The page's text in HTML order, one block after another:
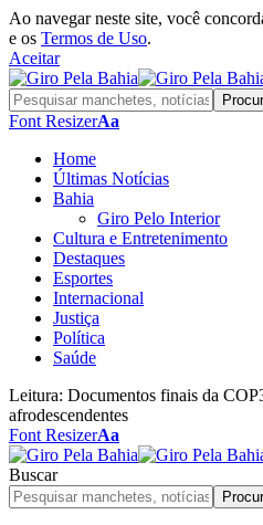
Ao navegar neste site, você
e os Termos de Uso.
Aceitar
Font ResizerAa
Home
Últimas Notícias
Bahia
Giro Pelo Interior
Cultura e Entretenimento
Destaques
Esportes
Internacional
Justiça
Política
Saúde
Leitura: Documentos finais da
afrodescendentes
Font ResizerAa
Buscar